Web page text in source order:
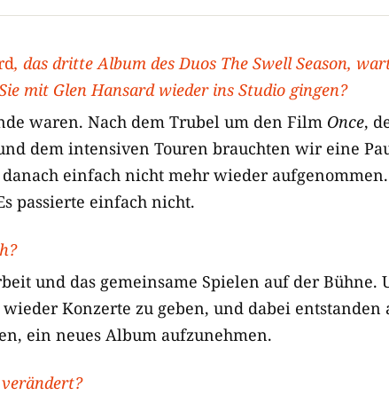
, das dritte Album des Duos The Swell Season,
mit Glen Hansard wieder ins Studio gingen?
waren. Nach dem Trubel um den Film Once,
dem intensiven Touren brauchten wir eine
einfach nicht mehr wieder aufgenommen.
passierte einfach nicht.
und das gemeinsame Spielen auf der Bühne.
Konzerte zu geben, und dabei entstanden
ein neues Album aufzunehmen.